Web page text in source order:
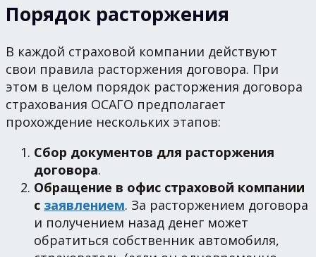
Порядок расторжения
В каждой страховой компании действуют
свои правила расторжения договора. При
этом в целом порядок расторжения договора
страхования ОСАГО предполагает
прохождение нескольких этапов:
Сбор документов для расторжения
договора.
Обращение в офис страховой компании
с заявлением. За расторжением договора
и получением назад денег может
обратиться собственник автомобиля,